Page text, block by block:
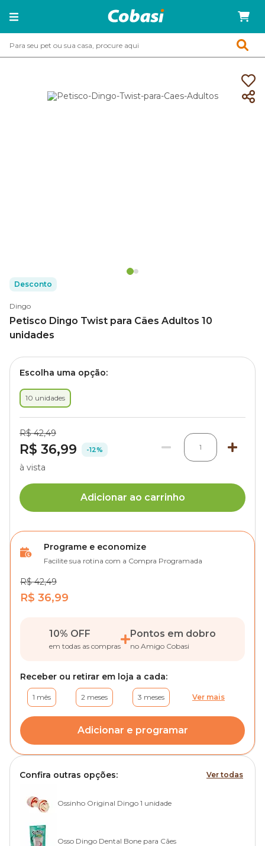
Desconto
Dingo
Petisco Dingo Twist para Cães Adultos 10
unidades
Escolha uma opção:
10 unidades
R$ 42,49
R$ 36,99 -12% 1
à vista
Adicionar ao carrinho
Programe e economize
Facilite sua rotina com a Compra Programada
R$ 42,49
R$ 36,99
10% OFF
em todas as compras
Pontos em dobro
no Amigo Cobasi
Receber ou retirar em loja a cada:
1 mês 2 meses 3 meses Ver mais
Adicionar e programar
Confira outras opções: Ver todas
Ossinho Original Dingo 1 unidade
Osso Dingo Dental Bone para Cães